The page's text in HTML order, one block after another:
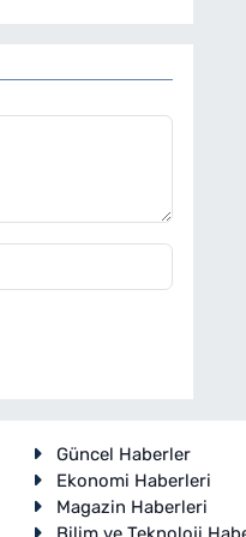
Güncel Haberler
Ekonomi Haberleri
Magazin Haberleri